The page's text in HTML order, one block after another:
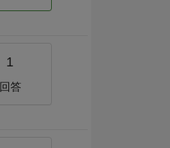
1
回答